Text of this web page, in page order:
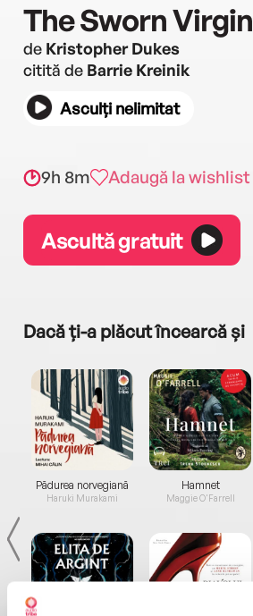
The Sworn Virgin
de Kristopher Dukes
citită de Barrie Kreinik
Asculți nelimitat
9h 8m Adaugă la wishlist
Ascultă gratuit
Dacă ți-a plăcut încearcă și
Pădurea norvegiană
Haruki Murakami
Hamnet
Maggie O'Farrell